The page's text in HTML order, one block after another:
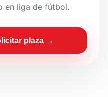
en liga de fútbol.
plaza →